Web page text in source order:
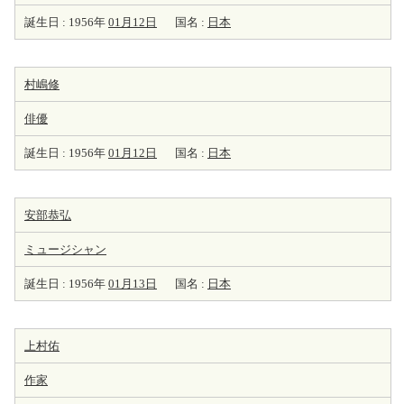
誕生日 : 1956年 01月12日 国名 : 日本
村嶋修
俳優
誕生日 : 1956年 01月12日 国名 : 日本
安部恭弘
ミュージシャン
誕生日 : 1956年 01月13日 国名 : 日本
上村佑
作家